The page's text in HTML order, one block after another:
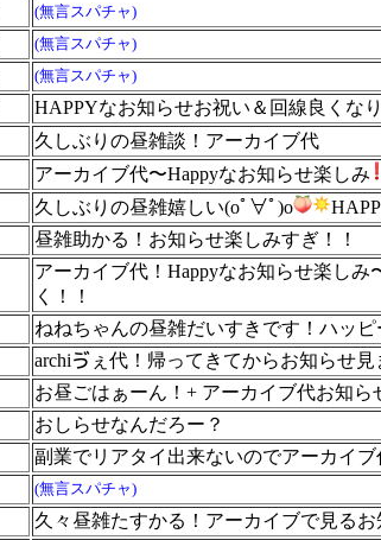
(無言スパチャ)
(無言スパチャ)
(無言スパチャ)
HAPPYなお知らせお祝い＆回線良くな
久しぶりの昼雑談！アーカイブ代
アーカイブ代〜Happyなお知らせ楽しみ
久しぶりの昼雑嬉しい(oﾟ∀ﾟ)o
昼雑助かる！お知らせ楽しみすぎ！！
アーカイブ代！Happyなお知らせ楽し
く！！
ねねちゃんの昼雑だいすきです！ハッ
archiゔぇ代！帰ってきてからお知らせ見
お昼ごはぁーん！+ アーカイブ代お知ら
おしらせなんだろー？
副業でリアタイ出来ないのでアーカイ
(無言スパチャ)
久々昼雑たすかる！アーカイブで見る